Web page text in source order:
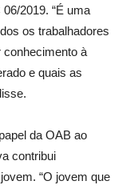
2019. “É uma
os trabalhadores
conhecimento à
e quais as
da OAB ao
contribui
“O jovem que